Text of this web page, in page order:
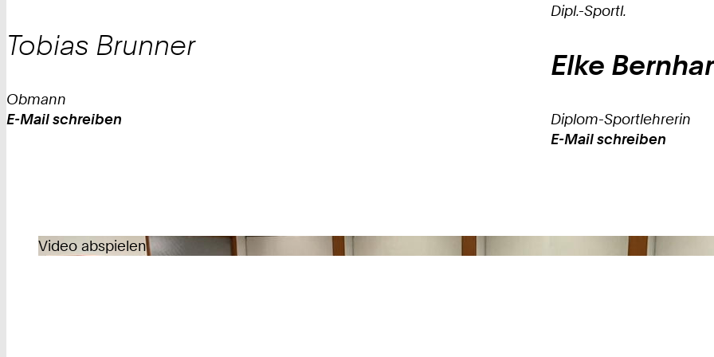
Tobias Brunner
Obmann
Work
E-Mail schreiben
Dipl.-Sportl.
Elke
Diplom-Sportlehrerin
Work
E-Mail schreiben
Video abspielen